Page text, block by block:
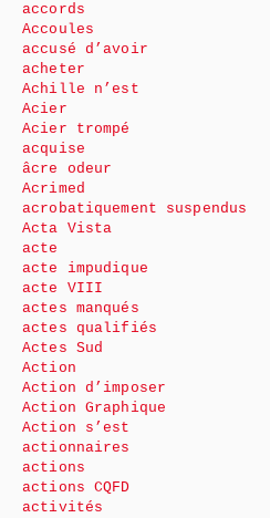
accords
Accoules
accusé d’avoir
acheter
Achille n’est
Acier
Acier trompé
acquise
âcre odeur
Acrimed
acrobatiquement suspendus
Acta Vista
acte
acte impudique
acte VIII
actes manqués
actes qualifiés
Actes Sud
Action
Action d’imposer
Action Graphique
Action s’est
actionnaires
actions
actions CQFD
activités